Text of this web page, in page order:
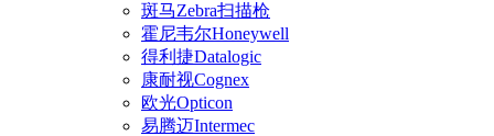
斑马Zebra扫描枪
霍尼韦尔Honeywell
得利捷Datalogic
康耐视Cognex
欧光Opticon
易腾迈Intermec